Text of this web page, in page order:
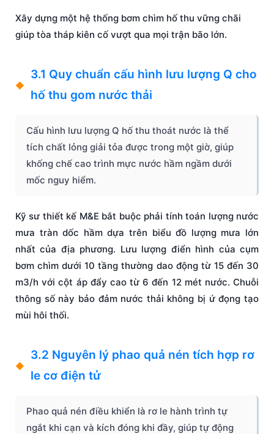
Xây dựng một hệ thống bơm chìm hố thu vững chãi
giúp tòa tháp kiên cố vượt qua mọi trận bão lớn.
3.1 Quy chuẩn cấu hình lưu lượng Q cho
hố thu gom nước thải
Cấu hình lưu lượng Q hố thu thoát nước là thể
tích chất lỏng giải tỏa được trong một giờ, giúp
khống chế cao trình mực nước hầm ngầm dưới
mốc nguy hiểm.
Kỹ sư thiết kế M&E bắt buộc phải tính toán lượng nước
mưa tràn dốc hầm dựa trên biểu đồ lượng mưa lớn
nhất của địa phương. Lưu lượng điển hình của cụm
bơm chìm dưới 10 tầng thường dao động từ 15 đến 30
m3/h với cột áp đẩy cao từ 6 đến 12 mét nước. Chuỗi
thông số này bảo đảm nước thải không bị ứ đọng tạo
mùi hôi thối.
3.2 Nguyên lý phao quả nén tích hợp rơ
le cơ điện tử
Phao quả nén điều khiển là rơ le hành trình tự
ngắt khi cạn và kích đóng khi đầy, giúp tự động